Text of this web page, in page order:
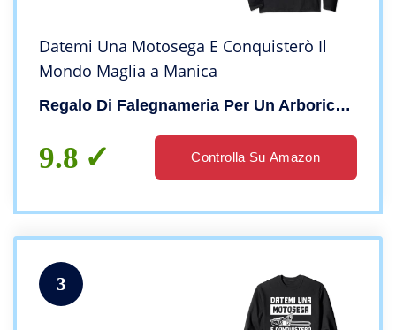
Datemi Una Motosega E Conquisterò Il
Mondo Maglia a Manica
Regalo Di Falegnameria Per Un Arboricoltore
9.8 Controlla Su Amazon
3